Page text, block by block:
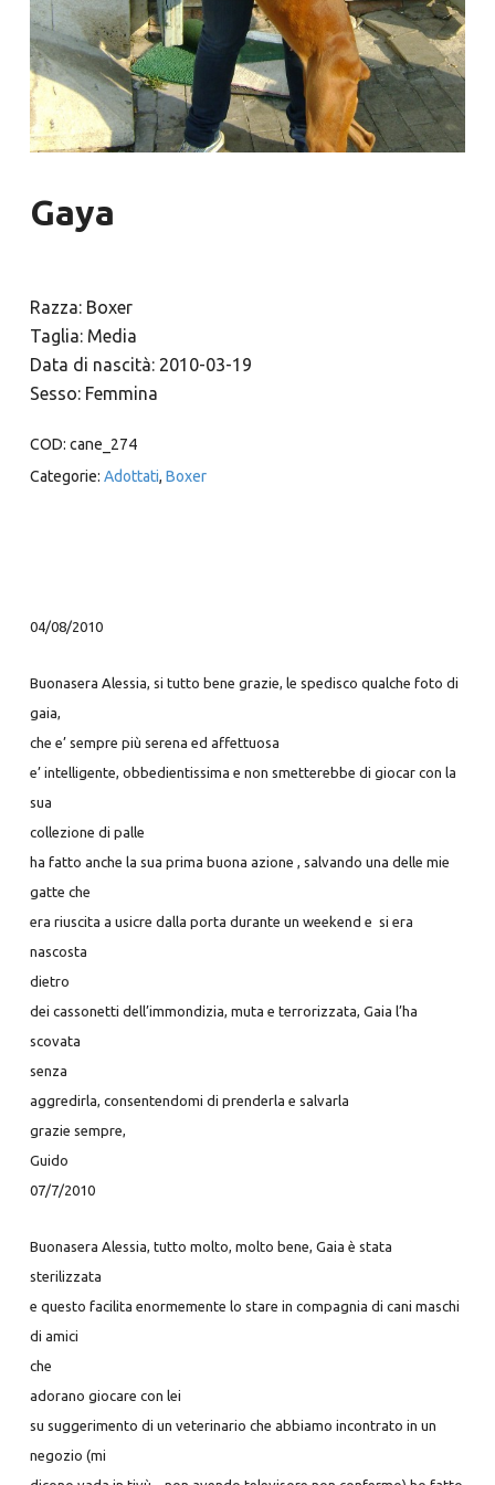
Gaya
Razza: Boxer
Taglia: Media
Data di nascità: 2010-03-19
Sesso: Femmina
COD: cane_274
Categorie: Adottati, Boxer
04/08/2010
Buonasera Alessia, si tutto bene grazie, le spedisco qualche foto di
gaia,
che e’ sempre più serena ed affettuosa
e’ intelligente, obbedientissima e non smetterebbe di giocar con la
sua
collezione di palle
ha fatto anche la sua prima buona azione , salvando una delle mie
gatte che
era riuscita a usicre dalla porta durante un weekend e si era
nascosta
dietro
dei cassonetti dell’immondizia, muta e terrorizzata, Gaia l’ha
scovata
senza
aggredirla, consentendomi di prenderla e salvarla
grazie sempre,
Guido
07/7/2010
Buonasera Alessia, tutto molto, molto bene, Gaia è stata
sterilizzata
e questo facilita enormemente lo stare in compagnia di cani maschi
di amici
che
adorano giocare con lei
su suggerimento di un veterinario che abbiamo incontrato in un
negozio (mi